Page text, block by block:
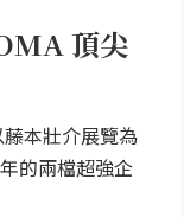
頂尖
本壯介展覽為
的兩檔超強企